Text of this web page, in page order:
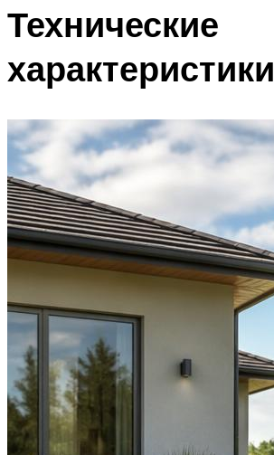
Технические
характеристики